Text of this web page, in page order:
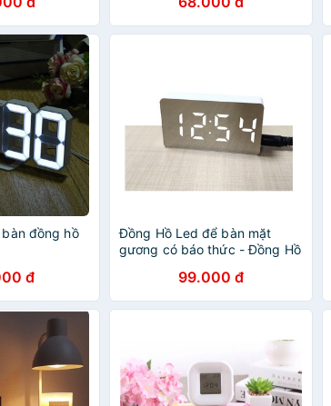
đồng hồ
đ
Đồng Hồ Led để bàn mặt
gương có báo thức - Đồng Hồ
99.000 đ